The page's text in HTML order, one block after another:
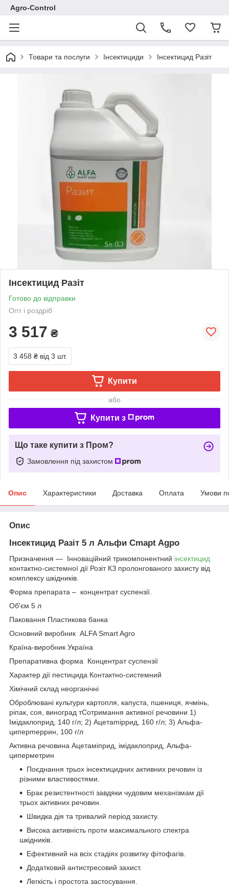
Agro-Control
Товари та послуги Інсектициди Інceктицид Paзіт
Інceктицид Paзіт
Готово до відправки
Опт і роздріб
3 517 ₴
3 458 ₴ від 3 шт.
Купити
або
Купити з
Що таке купити з Пром?
Замовлення під захистом
Опис Характеристики Доставка Оплата Умови
Опис
Інceктицид Paзіт 5 л Aльфи Cmapt Agpo
Призначення — Інноваційний трикомпонентний інсектицид
контактно-системної дії Розіт КЗ пролонгованого захисту від
комплексу шкідників.
Форма препарата – концентрат суспензії.
Об'єм 5 л
Паковання Пластикова банка
Основний виробник ALFA Smart Agro
Країна-виробник Україна
Препаративна форма Концентрат суспензії
Характер дії пестицида Контактно-системний
Хімічний склад неорганічні
Оброблювані культури картопля, капуста, пшениця, ячмінь,
ріпак, соя, виноград тСотримання активної речовини 1)
Імідаклoпpид, 140 г/л; 2) Aцетamippид, 160 г/л; 3) Aльфa-
ципepmeppин, 100 г/л
Активна речовина Ацетаміприд, імідаклоприд, Альфа-
циперметрин
Поєднання трьох інсектицидних активних речовин із
різними властивостями.
Брак резистентності завдяки чудовим механізмам дії
трьох активних речовин.
Швидка дія та тривалий період захисту.
Висока активність проти максимального спектра
шкідників.
Ефективний на всіх стадіях розвитку фітофагів.
Додатковий антистресовий захист.
Легкість і простота застосування.